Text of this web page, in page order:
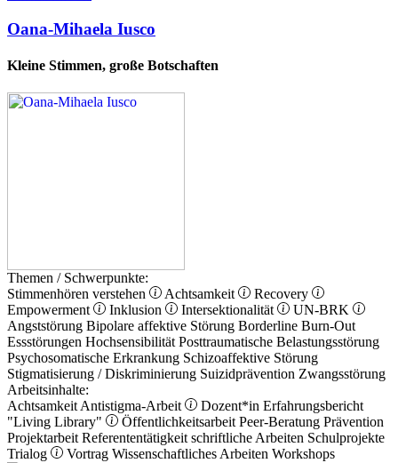
Oana-Mihaela Iusco
Kleine Stimmen, große Botschaften
Themen / Schwerpunkte:
Stimmenhören verstehen
Achtsamkeit
Recovery
Empowerment
Inklusion Intersektionalität
UN-BRK
Angststörung Bipolare affektive Störung Borderline Burn-Out
Essstörungen Hochsensibilität Posttraumatische Belastungsstörung
Psychosomatische Erkrankung Schizoaffektive Störung
Stigmatisierung / Diskriminierung Suizidprävention Zwangsstörung
Arbeitsinhalte:
Achtsamkeit Antistigma-Arbeit Dozent*in Erfahrungsbericht
"Living Library"
Öffentlichkeitsarbeit Peer-Beratung Prävention
Projektarbeit Referententätigkeit schriftliche Arbeiten Schulprojekte
Trialog
Vortrag Wissenschaftliches Arbeiten Workshops